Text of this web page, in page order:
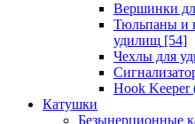
Вершинки
Тюльпаны и
удилищ [54]
Чехлы для
Hook Keeper
Катушки
Безынерционные